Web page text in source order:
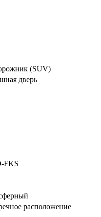
(SUV)
дверь
FKS
расположение